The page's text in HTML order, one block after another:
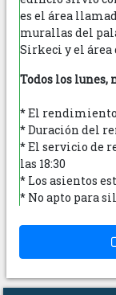
es el área
murallas del
Sirkeci y el área
Todos los lunes,
* El rendimiento
* Duración del
* El servicio de
las 18:30
* Los asientos
* No apto para